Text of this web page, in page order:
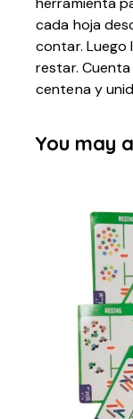
cada hoja
contar. Luego
restar.
centena y
You may